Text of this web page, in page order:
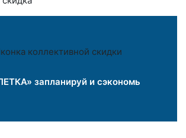
запланируй и сэкономь